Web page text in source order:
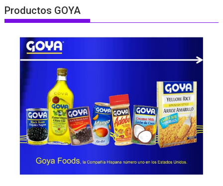
Productos GOYA